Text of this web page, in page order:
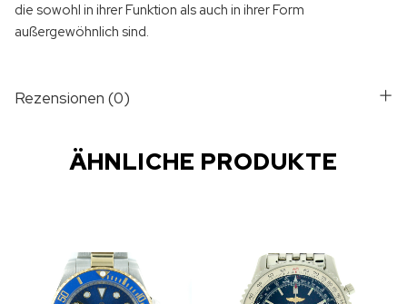
die sowohl in ihrer Funktion als auch in ihrer Form
außergewöhnlich sind.
Rezensionen (0)
ÄHNLICHE PRODUKTE